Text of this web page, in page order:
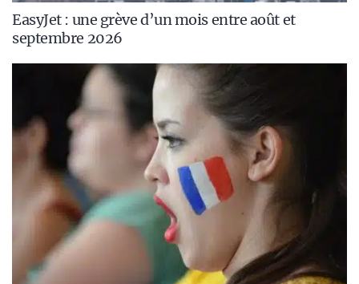
EasyJet : une grève d’un mois entre août et
septembre 2026